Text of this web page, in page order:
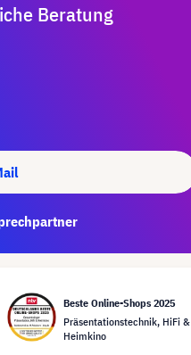
Beratung
Beste Online-Shops 2025
Präsentationstechnik, HiFi &
Heimkino